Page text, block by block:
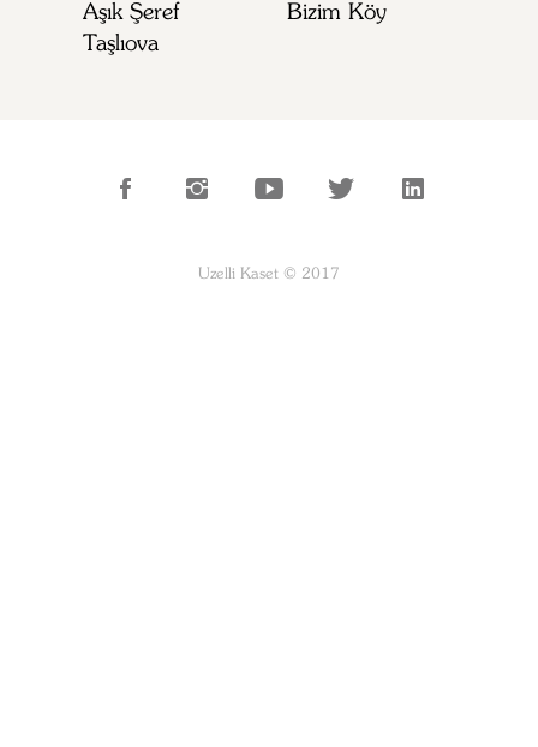
Aşık Şeref
Taşlıova
Bizim Köy
Uzelli Kaset © 2017